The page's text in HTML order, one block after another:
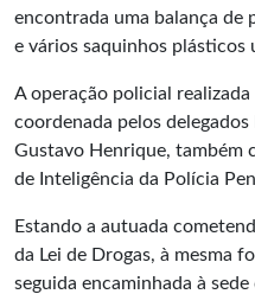
encontrada uma balança de
e vários saquinhos plásticos
A operação policial
coordenada pelos
Gustavo Henrique, também
de Inteligência da Polícia
Estando a autuada
da Lei de Drogas, à mesma
seguida encaminhada à